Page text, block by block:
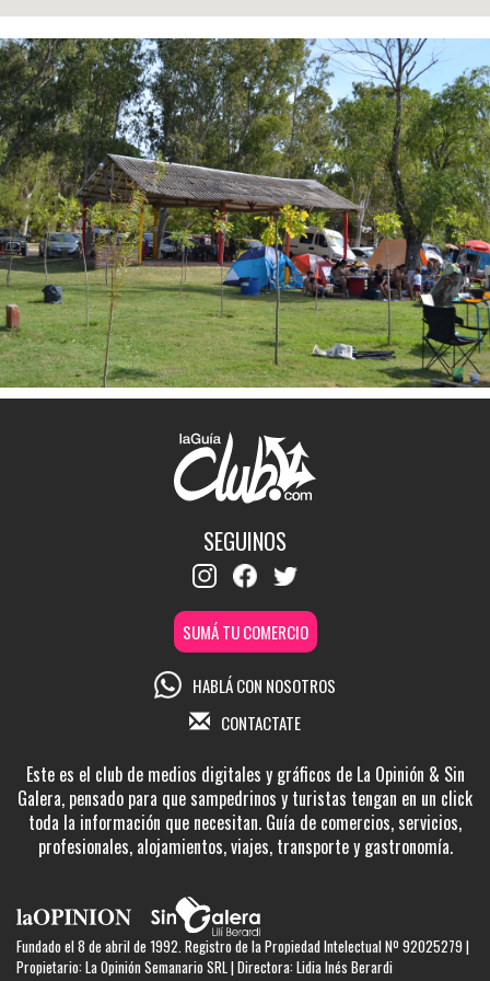
SEGUINOS
SUMÁ TU COMERCIO
HABLÁ CON NOSOTROS
CONTACTATE
Este es el club de medios digitales y gráficos de La Opinión & Sin
Galera, pensado para que sampedrinos y turistas tengan en un click
toda la información que necesitan. Guía de comercios, servicios,
profesionales, alojamientos, viajes, transporte y gastronomía.
Fundado el 8 de abril de 1992. Registro de la Propiedad Intelectual Nº 92025279 |
Propietario: La Opinión Semanario SRL | Directora: Lidia Inés Berardi